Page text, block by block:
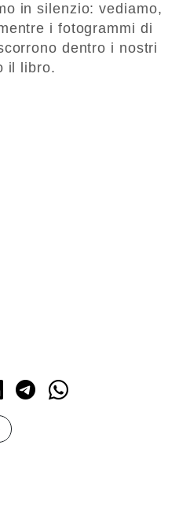
in silenzio: vediamo,
i fotogrammi di
dentro i nostri
il libro.